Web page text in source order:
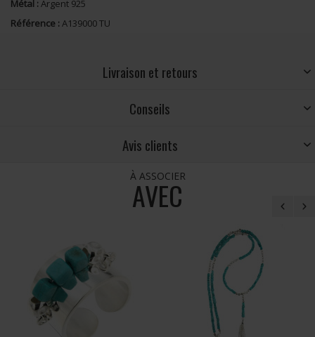
Métal : Argent 925
Référence : A139000 TU
Livraison et retours
Conseils
Avis clients
À ASSOCIER
AVEC